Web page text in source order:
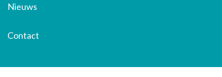
Nieuws
Contact